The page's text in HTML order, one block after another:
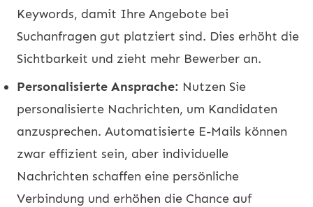
Keywords, damit Ihre Angebote bei
Suchanfragen gut platziert sind. Dies erhöht die
Sichtbarkeit und zieht mehr Bewerber an.
Personalisierte Ansprache: Nutzen Sie
personalisierte Nachrichten, um Kandidaten
anzusprechen. Automatisierte E-Mails können
zwar effizient sein, aber individuelle
Nachrichten schaffen eine persönliche
Verbindung und erhöhen die Chance auf